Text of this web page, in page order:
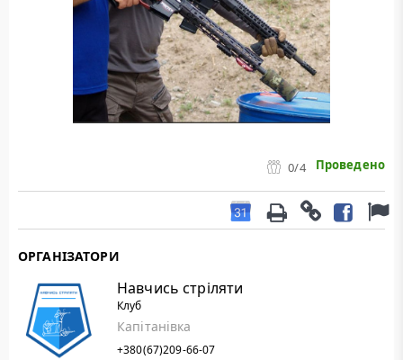
0/4 Проведено
ОРГАНІЗАТОРИ
Навчись стріляти
Клуб
Капітанівка
+380(67)209-66-07